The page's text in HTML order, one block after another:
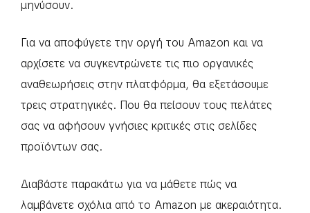
μηνύσουν.
Για να αποφύγετε την οργή του Amazon και να
αρχίσετε να συγκεντρώνετε τις πιο οργανικές
αναθεωρήσεις στην πλατφόρμα, θα εξετάσουμε
τρεις στρατηγικές. Που θα πείσουν τους πελάτες
σας να αφήσουν γνήσιες κριτικές στις σελίδες
προϊόντων σας.
Διαβάστε παρακάτω για να μάθετε πώς να
λαμβάνετε σχόλια από το Amazon με ακεραιότητα.